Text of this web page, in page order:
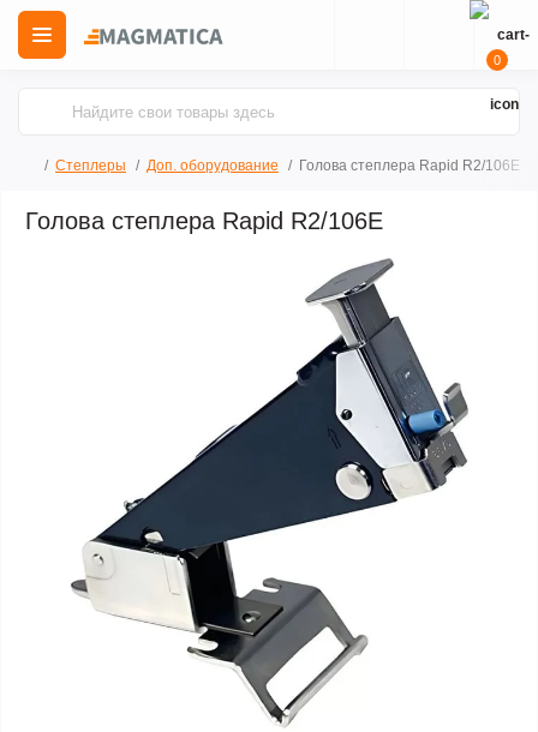
0
Степлеры Доп. оборудование Голова степлера Rapid R2/106Е
Голова степлера Rapid R2/106Е